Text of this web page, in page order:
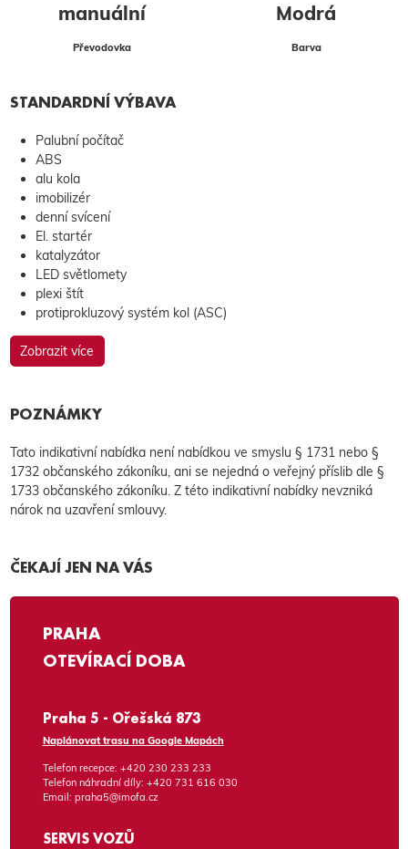
manuální
Převodovka
Modrá
Barva
STANDARDNÍ VÝBAVA
Palubní počítač
ABS
alu kola
imobilizér
denní svícení
El. startér
katalyzátor
LED světlomety
plexi štít
protiprokluzový systém kol (ASC)
Zobrazit více
POZNÁMKY
Tato indikativní nabídka není nabídkou ve smyslu § 1731 nebo §
1732 občanského zákoníku, ani se nejedná o veřejný příslib dle §
1733 občanského zákoníku. Z této indikativní nabídky nevzniká
nárok na uzavření smlouvy.
ČEKAJÍ JEN NA VÁS
PRAHA
OTEVÍRACÍ DOBA
Praha 5 - Ořešská 873
Naplánovat trasu na Google Mapách
Telefon recepce: +420 230 233 233
Telefon náhradní díly: +420 731 616 030
Email: praha5@imofa.cz
SERVIS VOZŮ